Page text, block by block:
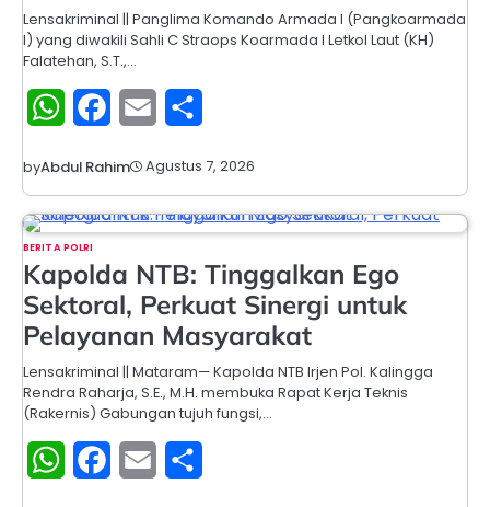
Lensakriminal || Panglima Komando Armada I (Pangkoarmada
I) yang diwakili Sahli C Straops Koarmada I Letkol Laut (KH)
Falatehan, S.T.,…
WhatsAppFacebook
Email
byAbdul Rahim Agustus 7, 2026
BERITA POLRI
Kapolda NTB: Tinggalkan Ego
Sektoral, Perkuat Sinergi untuk
Pelayanan Masyarakat
Lensakriminal || Mataram— Kapolda NTB Irjen Pol. Kalingga
Rendra Raharja, S.E., M.H. membuka Rapat Kerja Teknis
(Rakernis) Gabungan tujuh fungsi,…
WhatsAppFacebook
Email